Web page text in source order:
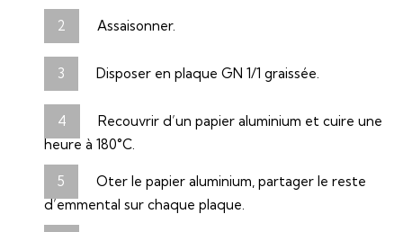
Assaisonner.
Disposer en plaque GN 1/1 graissée.
Recouvrir d’un papier aluminium et cuire une
heure à 180°C.
Oter le papier aluminium, partager le reste
d’emmental sur chaque plaque.